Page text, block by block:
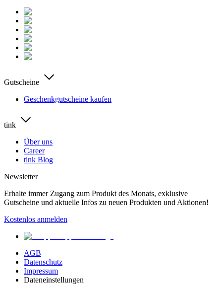
Gutscheine
Geschenkgutscheine kaufen
tink
Über uns
Career
tink Blog
Newsletter
Erhalte immer Zugang zum Produkt des Monats, exklusive
Gutscheine und aktuelle Infos zu neuen Produkten und Aktionen!
Kostenlos anmelden
AGB
Datenschutz
Impressum
Dateneinstellungen